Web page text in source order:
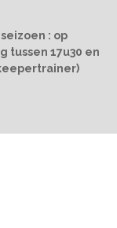
: op
tussen 17u30 en